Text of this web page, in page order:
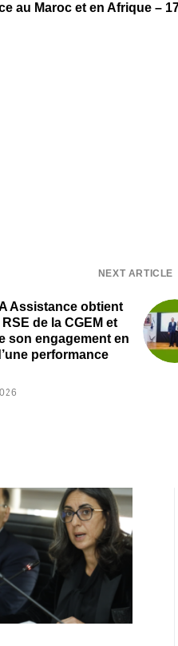
au Maroc et en Afrique –
NEXT ARTICLE
Assistance obtient
RSE de la CGEM et
son engagement en
performance